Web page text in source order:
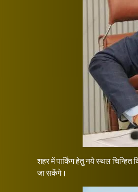
शहर में पार्किंग हेतु नये स्थल चिन्हित
जा सकेंगे।